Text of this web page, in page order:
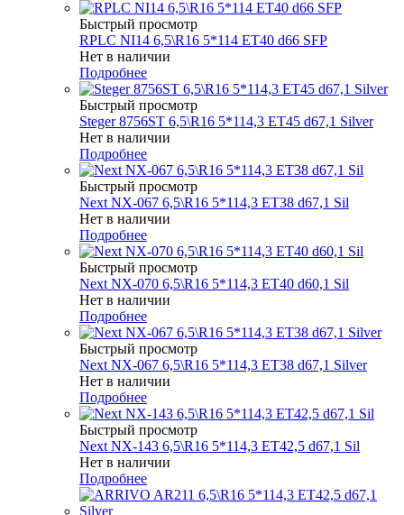
Быстрый просмотр
RPLC NI14 6,5\R16 5*114 ET40 d66 SFP
Нет в наличии
Подробнее
Быстрый просмотр
Steger 8756ST 6,5\R16 5*114,3 ET45 d67,1 Silver
Нет в наличии
Подробнее
Быстрый просмотр
Next NX-067 6,5\R16 5*114,3 ET38 d67,1 Sil
Нет в наличии
Подробнее
Быстрый просмотр
Next NX-070 6,5\R16 5*114,3 ET40 d60,1 Sil
Нет в наличии
Подробнее
Быстрый просмотр
Next NX-067 6,5\R16 5*114,3 ET38 d67,1 Silver
Нет в наличии
Подробнее
Быстрый просмотр
Next NX-143 6,5\R16 5*114,3 ET42,5 d67,1 Sil
Нет в наличии
Подробнее